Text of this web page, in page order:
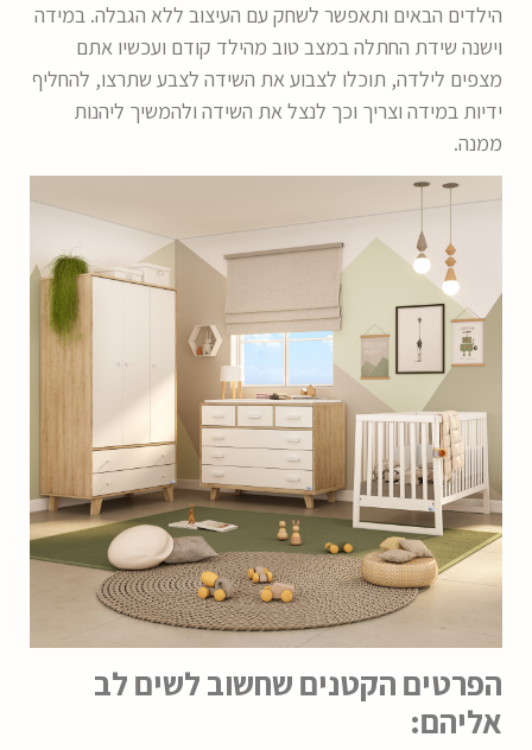
הילדים הבאים ותאפשר לשחק עם העיצוב ללא הגבלה. במידה
וישנה שידת החתלה במצב טוב מהילד קודם ועכשיו אתם
מצפים לילדה, תוכלו לצבוע את השידה לצבע שתרצו, להחליף
ידיות במידה וצריך וכך לנצל את השידה ולהמשיך ליהנות
ממנה.
הפרטים הקטנים שחשוב לשים לב
אליהם: